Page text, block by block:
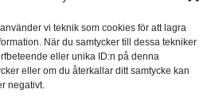
vi teknik som cookies för att lagra
När du samtycker till dessa tekniker
eller unika ID:n på denna
eller om du återkallar ditt samtycke kan
negativt.
jag läser: klassiker, noveller,